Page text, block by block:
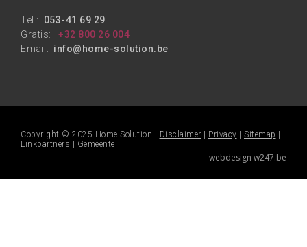
Tel.: 053-41 69 29
Gratis:
+32 800 26 004
Email: info@home-solution.be
Copyright © 2025 Home-Solution | Disclaimer Privacy Sitemap
Linkpartners
Gemeente
webdesign w247.be